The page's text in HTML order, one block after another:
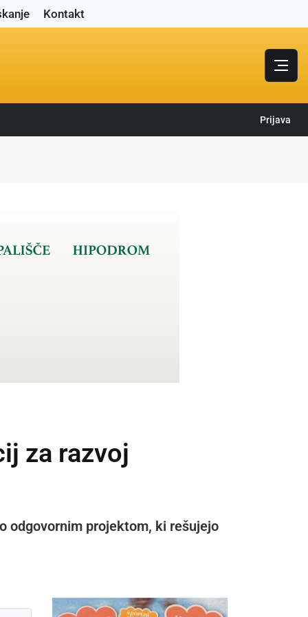
Kontakt
Prijava
za razvoj
odgovornim projektom, ki rešujejo